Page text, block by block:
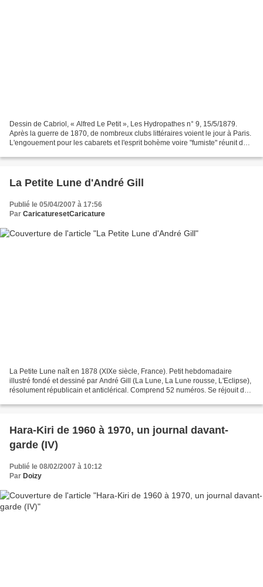
Dessin de Cabriol, « Alfred Le Petit », Les Hydropathes n° 9, 15/5/1879.
Après la guerre de 1870, de nombreux clubs littéraires voient le jour à Paris.
L'engouement pour les cabarets et l'esprit bohème voire "fumiste" réunit des
La Petite Lune d'André Gill
Publié le 05/04/2007 à 17:56
Par CaricaturesetCaricature
La Petite Lune naît en 1878 (XIXe siècle, France). Petit hebdomadaire
illustré fondé et dessiné par André Gill (La Lune, La Lune rousse, L'Eclipse),
résolument républicain et anticlérical. Comprend 52 numéros. Se réjouit des
Hara-Kiri de 1960 à 1970, un journal davant-
garde (IV)
Publié le 08/02/2007 à 10:12
Par Doizy